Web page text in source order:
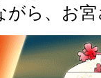
がら、お